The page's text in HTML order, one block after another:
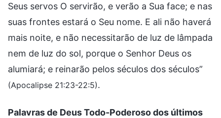
Seus servos O servirão, e verão a Sua face; e nas
suas frontes estará o Seu nome. E ali não haverá
mais noite, e não necessitarão de luz de lâmpada
nem de luz do sol, porque o Senhor Deus os
alumiará; e reinarão pelos séculos dos séculos”
(Apocalipse 21:23-22:5).
Palavras de Deus Todo-Poderoso dos últimos